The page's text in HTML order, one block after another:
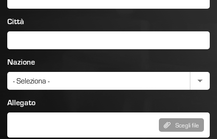
Città
Nazione
Allegato
Scegli file